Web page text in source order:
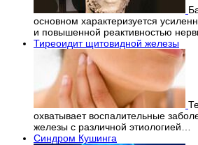
основном характеризуется
и повышенной реактивностью
Тиреоидит щитовидной железы
охватывает воспалительные
железы с различной этиологией…
Синдром Кушинга